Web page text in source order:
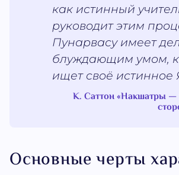
как истинный
руководит этим
Пунарвасу имеет
блуждающим умом,
ищет своё истинное
К. Саттон «Накшатры —
Основные черты